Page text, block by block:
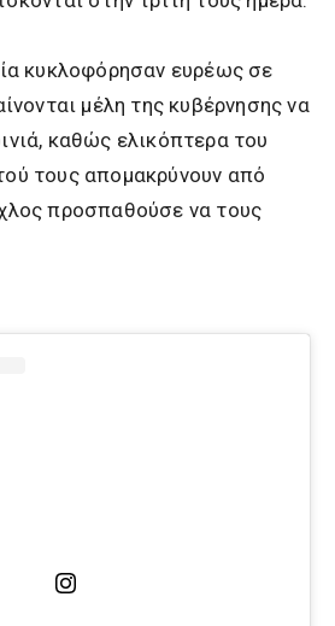
κυκλοφόρησαν ευρέως σε
μέλη της κυβέρνησης να
καθώς ελικόπτερα του
τους απομακρύνουν από
προσπαθούσε να τους